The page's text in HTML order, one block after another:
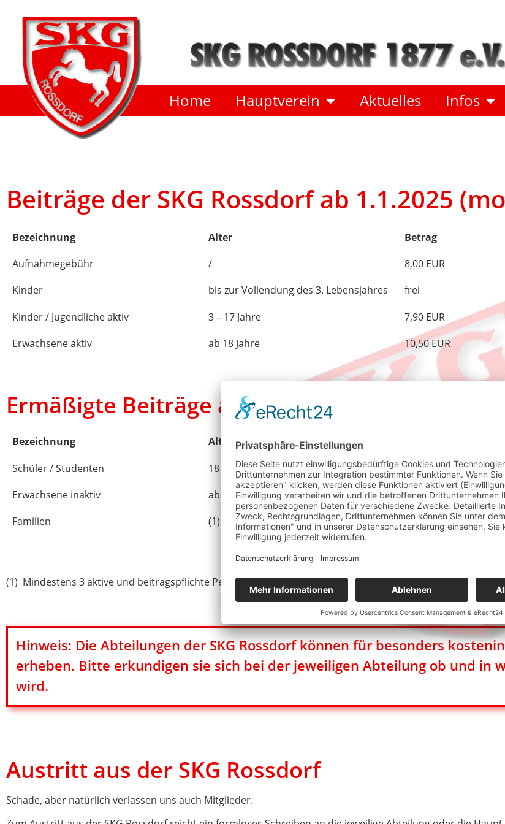
Home Hauptverein Aktuelles Infos
Beiträge der SKG Rossdorf ab 1.1.2025
Bezeichnung
Aufnahmegebühr
Kinder
Kinder / Jugendliche aktiv
Erwachsene aktiv
Alter
/
bis zur Vollendung des 3. Lebensjahres
3 – 17 Jahre
ab 18 Jahre
Betrag
8,00 EUR
frei
7,90 EUR
10,50 EUR
Ermäßigte Beiträge auf Antrag (monatlich)
Bezeichnung
Schüler / Studenten
Erwachsene inaktiv
Familien
Alter
18 – 25 Jahre
ab 18 Jahren
(1)
7,90 EUR
8,40 EUR
variabel
(1) Mindestens 3 aktive und beitragspflichte Personen, die in einem Haushalt leben. Großeltern fallen nicht
Hinweis: Die Abteilungen der SKG Rossdorf können für besonders
erheben. Bitte erkundigen sie sich bei der jeweiligen Abteilung ob und in
wird.
Austritt aus der SKG Rossdorf
Schade, aber natürlich verlassen uns auch Mitglieder.